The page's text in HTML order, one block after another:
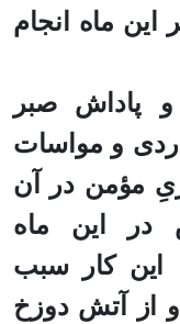
ماه انجام
پاداش صبر
و مواسات
مؤمن در آن
این ماه
این کار سبب
از آتش دوزخ